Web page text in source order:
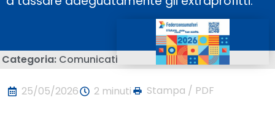
Categoria: Comunicati
25/05/2026 2 minuti Stampa / PDF